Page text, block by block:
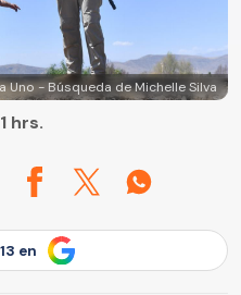
Uno - Búsqueda de Michelle Silva
hrs.
en